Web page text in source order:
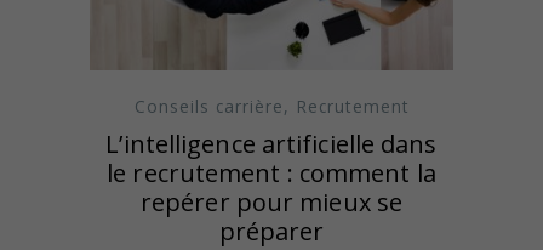
Conseils carrière, Recrutement
L’intelligence artificielle dans
le recrutement : comment la
repérer pour mieux se
préparer